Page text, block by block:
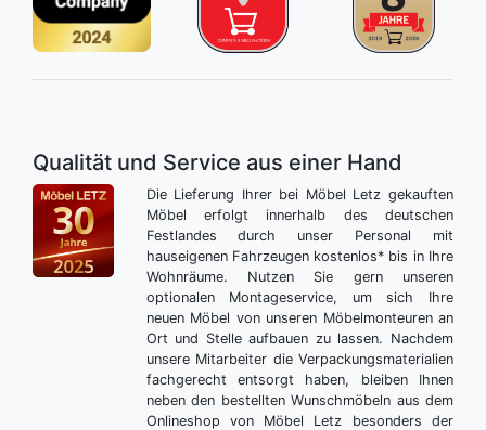
Qualität und Service aus einer Hand
Die Lieferung Ihrer bei Möbel Letz gekauften
Möbel erfolgt innerhalb des deutschen
Festlandes durch unser Personal mit
hauseigenen Fahrzeugen kostenlos* bis in Ihre
Wohnräume. Nutzen Sie gern unseren
optionalen Montageservice, um sich Ihre
neuen Möbel von unseren Möbelmonteuren an
Ort und Stelle aufbauen zu lassen. Nachdem
unsere Mitarbeiter die Verpackungsmaterialien
fachgerecht entsorgt haben, bleiben Ihnen
neben den bestellten Wunschmöbeln aus dem
Onlineshop von Möbel Letz besonders der